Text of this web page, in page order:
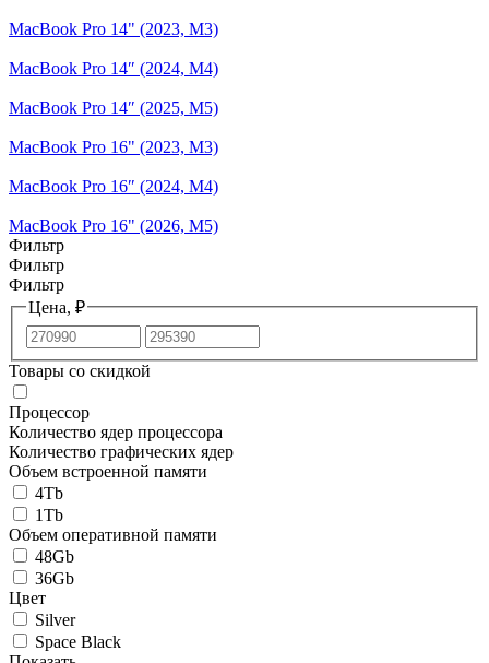
MacBook Pro 14" (2023, M3)
MacBook Pro 14″ (2024, M4)
MacBook Pro 14″ (2025, M5)
MacBook Pro 16" (2023, M3)
MacBook Pro 16″ (2024, M4)
MacBook Pro 16" (2026, M5)
Фильтр
Фильтр
Фильтр
Цена, ₽
Товары со скидкой
Процессор
Количество ядер процессора
Количество графических ядер
Объем встроенной памяти
4Tb
1Tb
Объем оперативной памяти
48Gb
36Gb
Цвет
Silver
Space Black